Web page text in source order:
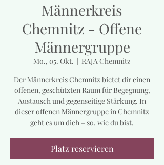
Männerkreis
Chemnitz - Offene
Männergruppe
Mo., 05. Okt.
  |
RAJA Chemnitz
Der Männerkreis Chemnitz bietet dir einen
offenen, geschützten Raum für Begegnung,
Austausch und gegenseitige Stärkung. In
dieser offenen Männergruppe in Chemnitz
geht es um dich – so, wie du bist.
Platz reservieren